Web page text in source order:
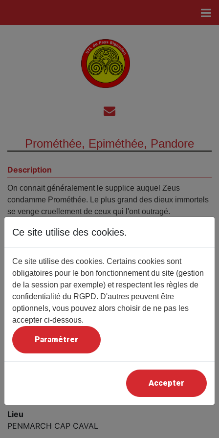
Prométhée, Epiméthée, Pandore
Description
On connait généralement le supplice auquel Zeus
condamme Prométhée. Le plus grand des dieux immortels
se venge cruellement de ceux qui l'ont outragé.
commise(s)?
Thème
Histoire
Conférencier
Claudette MORONI
Prix
Gratuit pour les adhérents
Prix (non adhérents)
Lieu
PENMARCH CAP CAVAL
Ce site utilise des cookies.
Ce site utilise des cookies. Certains cookies sont
obligatoires pour le bon fonctionnement du site (gestion
de la session par exemple) et respectent les règles de
confidentialité du RGPD. D'autres peuvent être
optionnels, vous pouvez alors choisir de ne pas les
accepter ci-dessous.
Paramétrer
Accepter